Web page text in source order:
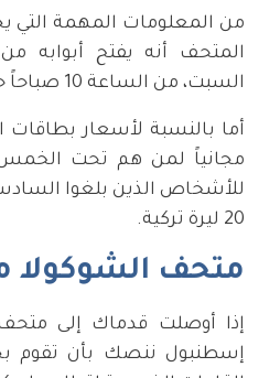
من المعلومات المهمة التي
المتحف أنه يفتح أبوابه
السبت، من الساعة 10 صباحاً حتى 5 مساءً.
أما بالنسبة لأسعار بطاقات
مجانياً لمن هم تحت الخمس
للأشخاص الذين بلغوا
20 ليرة تركية.
متحف الشوكولا
إذا أوصلت قدماك إلى
إسطنبول ننصك بأن تقوم